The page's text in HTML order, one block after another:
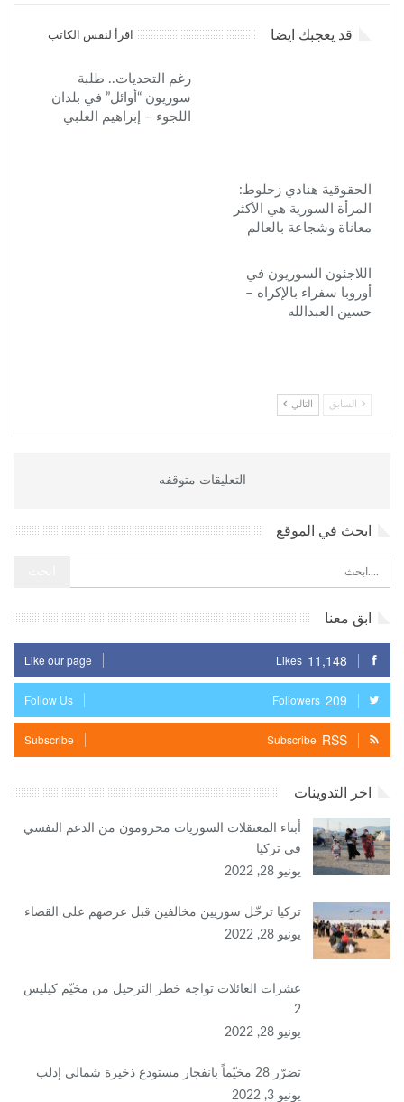
قد يعجبك ايضا اقرأ لنفس الكاتب
الحقوقية هنادي زحلوط:
المرأة السورية هي الأكثر
معاناة وشجاعة بالعالم
رغم التحديات.. طلبة
سوريون “أوائل” في بلدان
اللجوء – إبراهيم العلبي
اللاجئون السوريون في
أوروبا سفراء بالإكراه –
حسين العبدالله
السابق التالي
التعليقات متوقفه
ابحث في الموقع
ابق معنا
11,148
Likes
Like our page
209
Followers
Follow Us
RSS
Subscribe
Subscribe
اخر التدوينات
أبناء المعتقلات السوريات محرومون من الدعم النفسي
في تركيا
يونيو 28, 2022
تركيا ترحّل سوريين مخالفين قبل عرضهم على القضاء
يونيو 28, 2022
عشرات العائلات تواجه خطر الترحيل من مخيّم كيليس
2
يونيو 28, 2022
تضرّر 28 مخيّماً بانفجار مستودع ذخيرة شمالي إدلب
يونيو 3, 2022